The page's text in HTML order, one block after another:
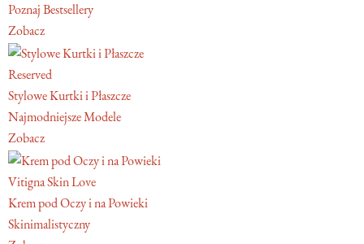
Poznaj Bestsellery
Zobacz
Reserved
Stylowe Kurtki i Płaszcze
Najmodniejsze Modele
Zobacz
Vitigna Skin Love
Krem pod Oczy i na Powieki
Skinimalistyczny